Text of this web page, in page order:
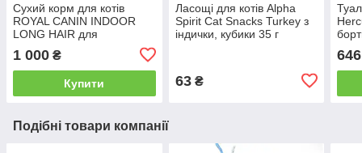
Сухий корм для котів
ROYAL CANIN INDOOR
LONG HAIR для
довгошерстих домашніх 2
кг
1 000 ₴
Купити
Ласощі для котів Alpha
Spirit Cat Snacks Turkey з
індички, кубики 35 г
63₴
646
Подібні товари компанії